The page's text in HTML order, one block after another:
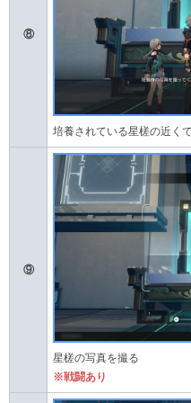
⑧
培養されている星槎の近く
⑨
星槎の写真を撮る
※戦闘あり